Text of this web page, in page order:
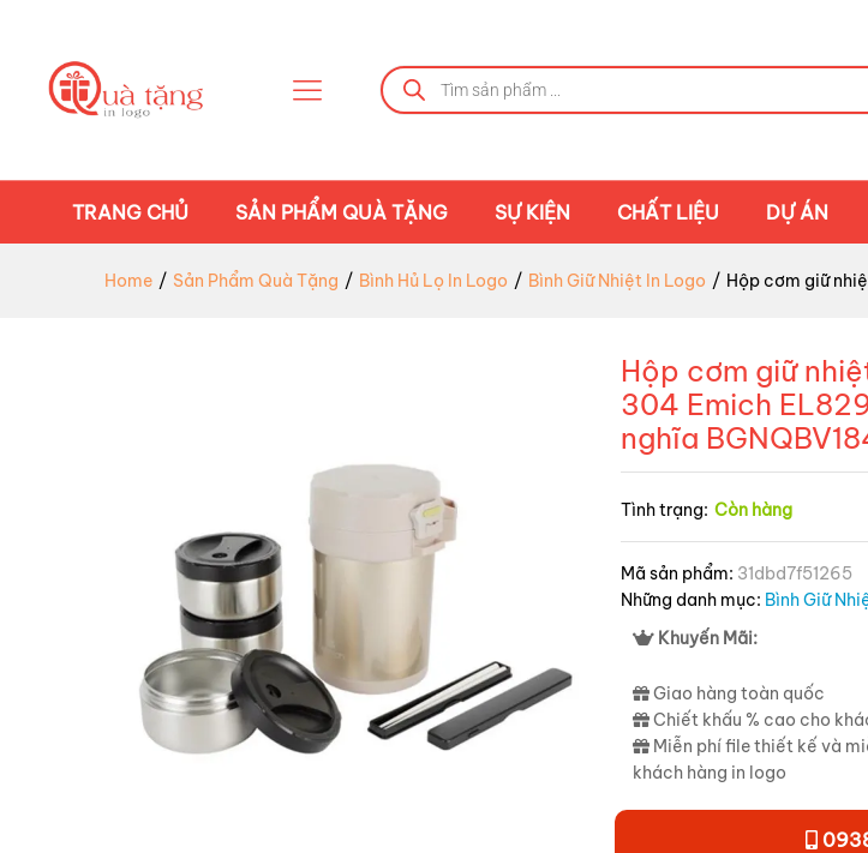
TRANG CHỦ SẢN PHẨM QUÀ TẶNG SỰ KIỆN CHẤT LIỆU DỰ ÁN
Home / Sản Phẩm Quà Tặng / Bình Hủ Lọ In Logo / Bình Giữ Nhiệt In Logo / Hộp cơm giữ
Hộp cơm giữ
304 Emich
nghĩa
Tình trạng: Còn hàng
Mã sản phẩm: 31dbd7f51265
Những danh mục: Bình Giữ
Khuyến Mãi:
Giao hàng toàn quốc
Chiết khấu % cao cho
Miễn phí file thiết kế và
khách hàng in logo